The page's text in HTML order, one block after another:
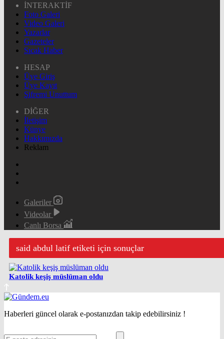
İNTERAKTİF
Foto Galeri
Video Galeri
Yazarlar
Gazeteler
Sıcak Haber
HESAP
Üye Giriş
Üye Kayıt
Şifremi Unuttum
DİĞER
İletişim
Künye
Hakkımızda
Reklam
Galeriler
Videolar
Canlı Borsa
said abdul latif etiketi için sonuçlar
Katolik keşiş müslüman oldu
Haberleri güncel olarak e-postanızdan takip edebilirsiniz !